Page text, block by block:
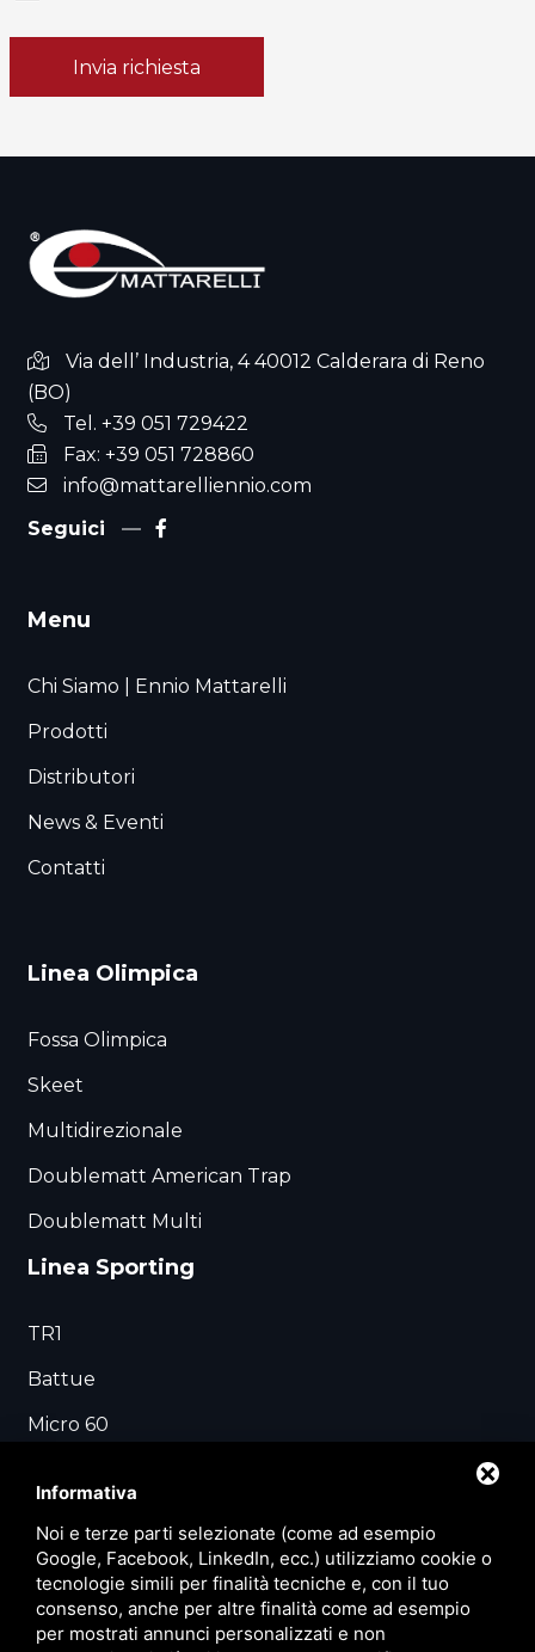
Invia richiesta
Via dell’ Industria, 4 40012 Calderara di Reno
(BO)
Tel. +39 051 729422
Fax: +39 051 728860
info@mattarelliennio.com
Seguici
Menu
Chi Siamo | Ennio Mattarelli
Prodotti
Distributori
News & Eventi
Contatti
Linea Olimpica
Fossa Olimpica
Skeet
Multidirezionale
Doublematt American Trap
Doublematt Multi
Linea Sporting
TR1
Battue
Micro 60
Verticale
American Trap / Multidirezionale
Informativa
Noi e terze parti selezionate (come ad esempio
Google, Facebook, LinkedIn, ecc.) utilizziamo cookie o
tecnologie simili per finalità tecniche e, con il tuo
consenso, anche per altre finalità come ad esempio
per mostrati annunci personalizzati e non